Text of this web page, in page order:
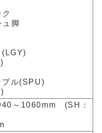
脚
ル(SPU)
～1060mm (SH：